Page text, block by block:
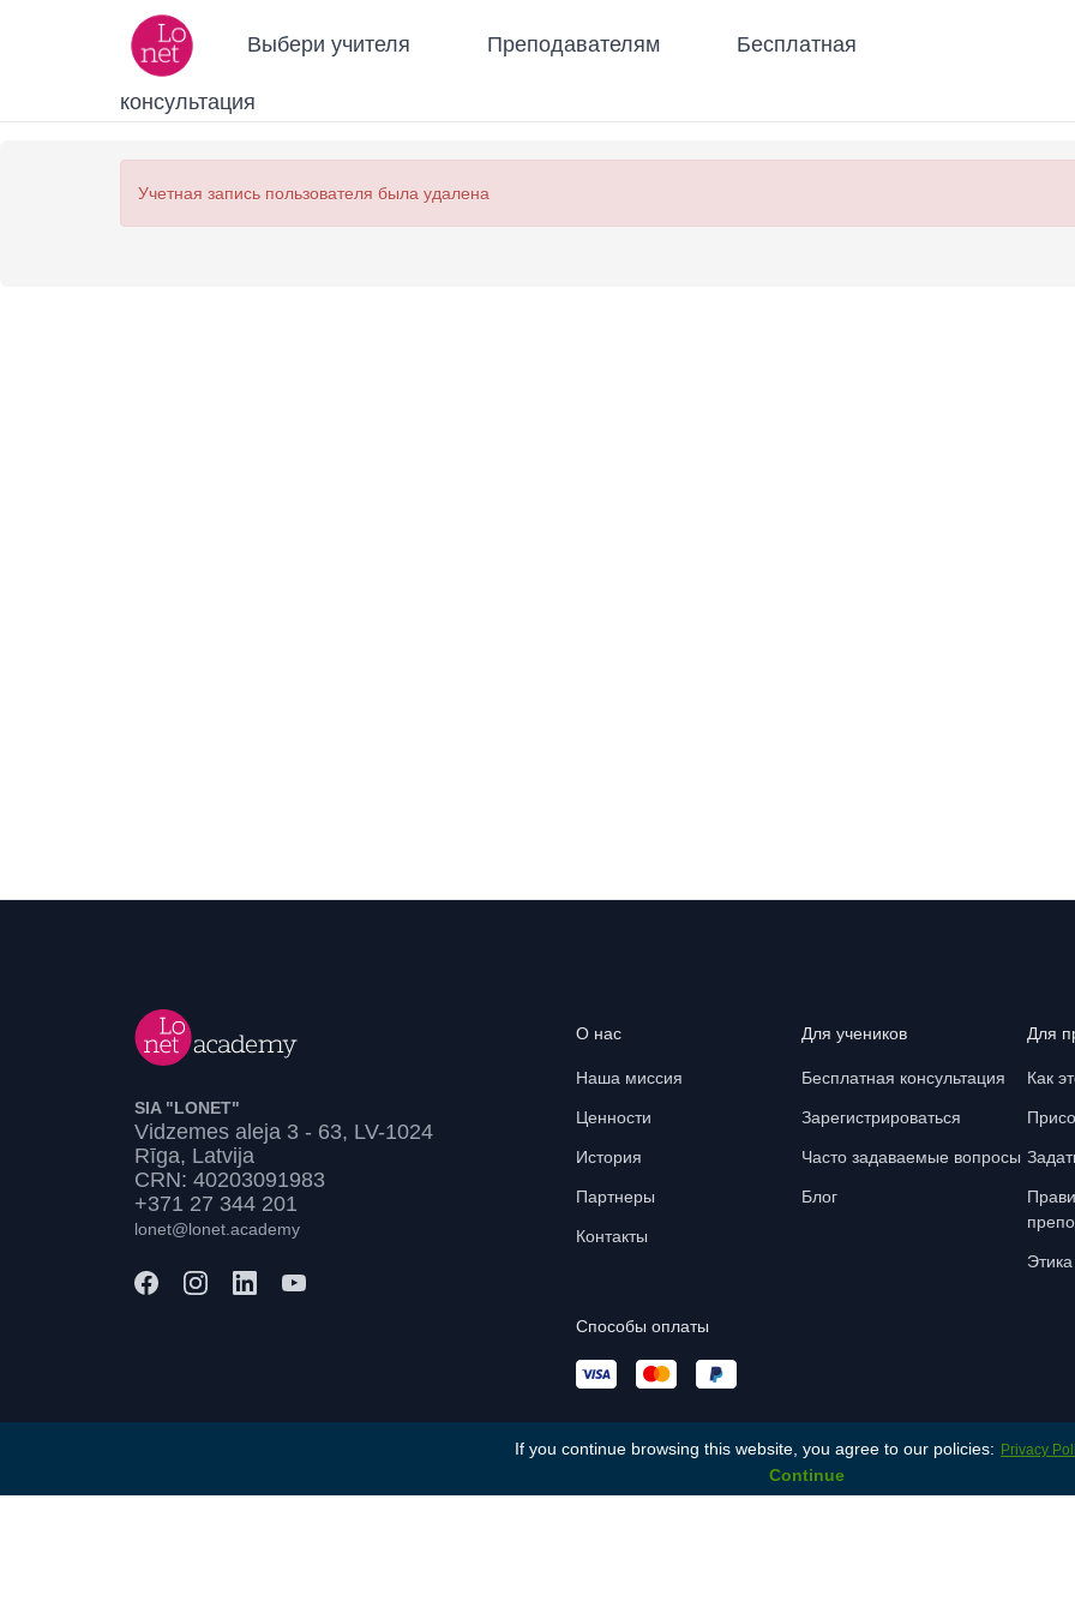
Выбери учителя Преподавателям Бесплатная
консультация
Учетная запись пользователя была удалена
SIA "LONET"
Vidzemes aleja 3 - 63, LV-1024
Rīga, Latvija
CRN: 40203091983
+371 27 344 201
lonet@lonet.academy
О нас
Наша миссия
Ценности
История
Партнеры
Контакты
Для учеников
Бесплатная консультация
Зарегистрироваться
Часто задаваемые вопросы
Блог
Для
Как
Способы оплаты
If you continue browsing this website, you agree to our policies: Privacy
Continue